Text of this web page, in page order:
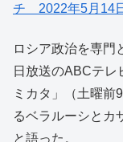
チ 2022年5月14日
ロシア政治を専門
日放送のABCテ
ミカタ」（土曜前
るベラルーシとカ
と語った。